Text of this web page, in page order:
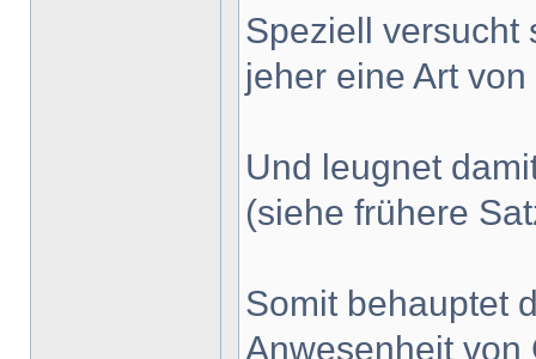
Speziell versucht
jeher eine Art
Und leugnet
(siehe frühere
Somit behauptet
Anwesenheit von